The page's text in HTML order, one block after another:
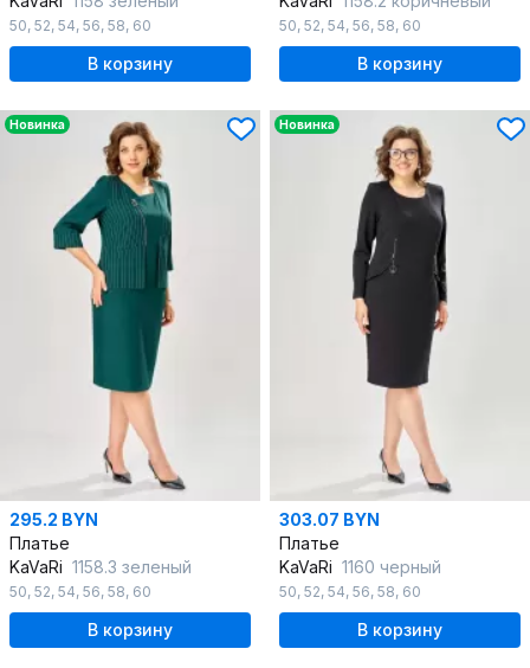
50, 52, 54, 56, 58, 60
В корзину
50, 52, 54, 56, 58, 60
В корзину
Новинка
295.2 BYN
Платье
KaVaRi 1158.3 зеленый
50, 52, 54, 56, 58, 60
В корзину
Новинка
303.07 BYN
Платье
KaVaRi 1160 черный
50, 52, 54, 56, 58, 60
В корзину